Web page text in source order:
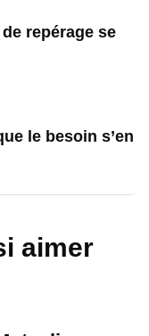
de repérage se
le besoin s’en
aimer